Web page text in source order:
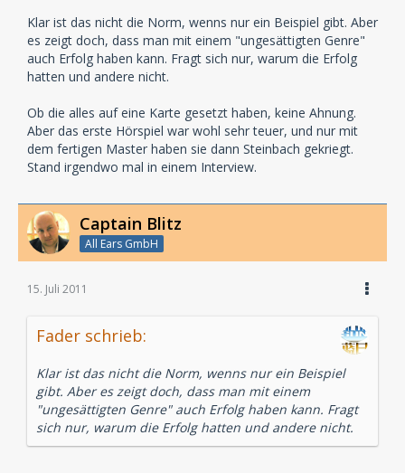
Klar ist das nicht die Norm, wenns nur ein Beispiel gibt. Aber
es zeigt doch, dass man mit einem "ungesättigten Genre"
auch Erfolg haben kann. Fragt sich nur, warum die Erfolg
hatten und andere nicht.
Ob die alles auf eine Karte gesetzt haben, keine Ahnung.
Aber das erste Hörspiel war wohl sehr teuer, und nur mit
dem fertigen Master haben sie dann Steinbach gekriegt.
Stand irgendwo mal in einem Interview.
Captain Blitz
All Ears GmbH
15. Juli 2011
Fader schrieb:
Klar ist das nicht die Norm, wenns nur ein Beispiel
gibt. Aber es zeigt doch, dass man mit einem
"ungesättigten Genre" auch Erfolg haben kann. Fragt
sich nur, warum die Erfolg hatten und andere nicht.